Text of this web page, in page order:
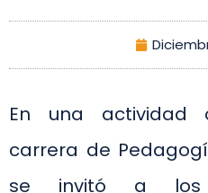
En una actividad
carrera de
se invitó a los